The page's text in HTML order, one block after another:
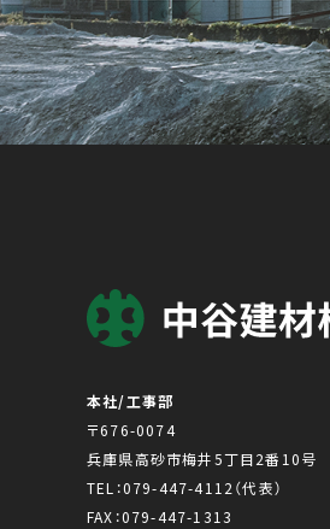
本社/工事部
〒676-0074
兵庫県高砂市梅井5丁目2番10号
TEL：079-447-4112 （代表）
FAX：079-447-1313